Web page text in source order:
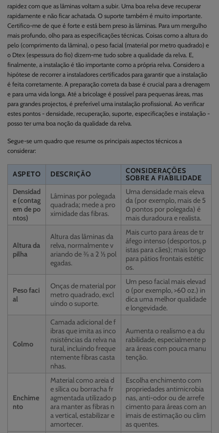
rapidez com que as lâminas voltam a subir. Uma boa relva deve recuperar
rapidamente e não ficar achatada. O suporte também é muito importante.
Certifico-me de que é forte e está bem preso às lâminas. Para um mergulho
mais profundo, olho para as especificações técnicas. Coisas como a altura do
pelo (comprimento da lâmina), o peso facial (material por metro quadrado) e
o Dtex (espessura do fio) dizem-me tudo sobre a qualidade da relva. E,
finalmente, a instalação é tão importante como a própria relva. Considero a
hipótese de recorrer a instaladores certificados para garantir que a instalação
é feita corretamente. A preparação correta da base é crucial para a drenagem
e para uma vida longa. Até a bricolage é possível para pequenas áreas, mas
para grandes projectos, é preferível uma instalação profissional. Ao verificar
estes pontos - densidade, recuperação, suporte, especificações e instalação -
posso ter uma boa noção da qualidade da relva.
Segue-se um quadro que resume os principais aspectos técnicos a
considerar:
ASPETO DESCRIÇÃO
CONSIDERAÇÕES
SOBRE A FIABILIDADE
Densidad
e (contag
em de po
ntos)
Lâminas por polegada
quadrada; mede a pro
ximidade das fibras.
Uma densidade mais eleva
da (por exemplo, mais de 5
0 pontos por polegada) é
mais duradoura e realista.
Altura da
pilha
Altura das lâminas da
relva, normalmente v
ariando de ⅜ a 2 ½ pol
egadas.
Mais curto para áreas de tr
áfego intenso (desportos, p
istas para cães); mais longo
para pátios frontais estétic
os.
Peso faci
al
Onças de material por
metro quadrado, excl
uindo o suporte.
Um peso facial mais elevad
o (por exemplo, >60 oz.) in
dica uma melhor qualidade
e longevidade.
Colmo
Camada adicional de f
ibras que imita as inco
nsistências da relva na
tural, incluindo freque
ntemente fibras casta
nhas.
Aumenta o realismo e a du
rabilidade, especialmente p
ara áreas com pouca manu
tenção.
Enchime
nto
Material como areia d
e sílica ou borracha fr
agmentada utilizado p
ara manter as fibras n
a vertical, estabilizar e
amortecer.
Escolha enchimento com
propriedades antimicrobia
nas, anti-odor ou de arrefe
cimento para áreas com an
imais de estimação ou clim
as quentes.